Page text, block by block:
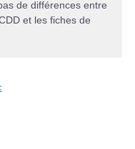
de différences entre
et les fiches de